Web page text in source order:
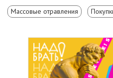
Массовые отравления